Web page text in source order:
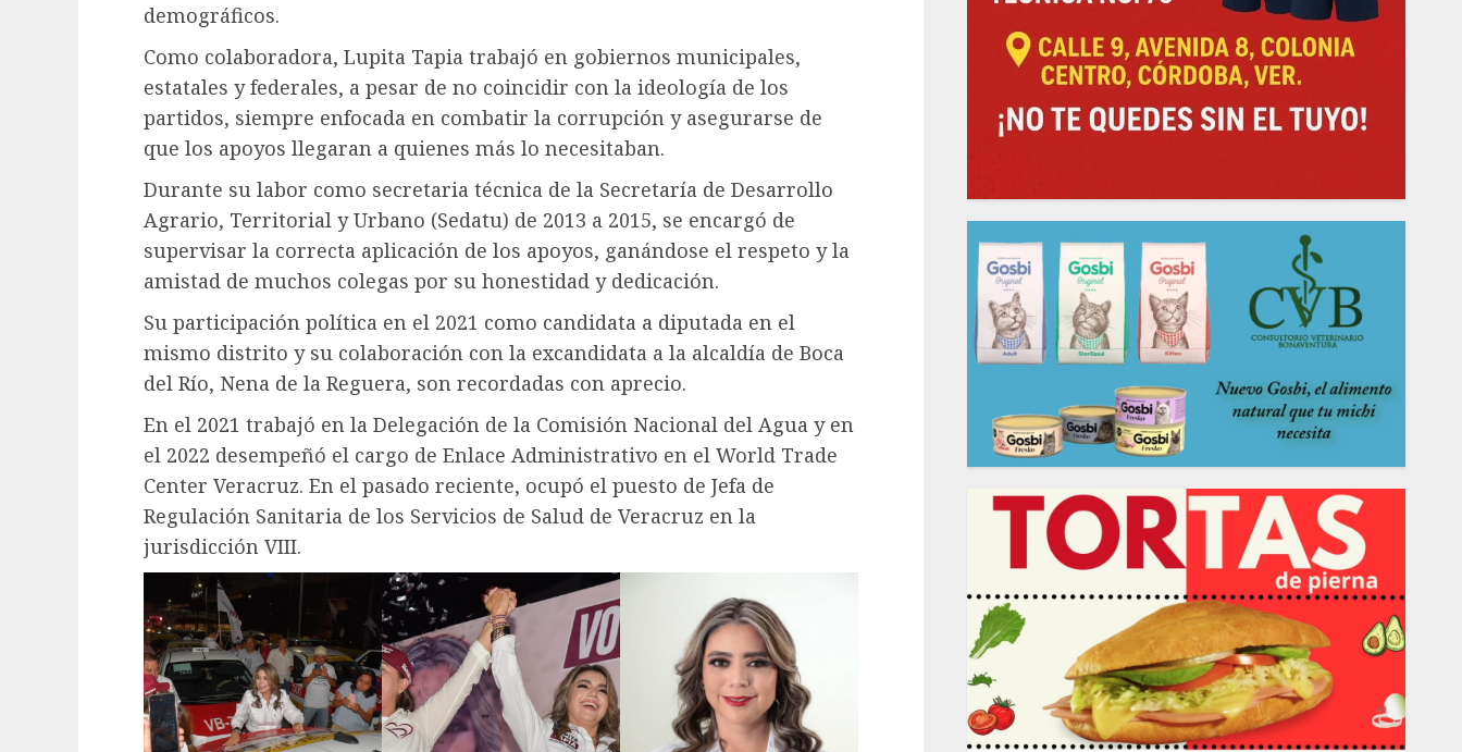
demográficos.
Como colaboradora, Lupita Tapia trabajó en gobiernos municipales,
estatales y federales, a pesar de no coincidir con la ideología de los
partidos, siempre enfocada en combatir la corrupción y asegurarse de
que los apoyos llegaran a quienes más lo necesitaban.
Durante su labor como secretaria técnica de la Secretaría de Desarrollo
Agrario, Territorial y Urbano (Sedatu) de 2013 a 2015, se encargó de
supervisar la correcta aplicación de los apoyos, ganándose el respeto y la
amistad de muchos colegas por su honestidad y dedicación.
Su participación política en el 2021 como candidata a diputada en el
mismo distrito y su colaboración con la excandidata a la alcaldía de Boca
del Río, Nena de la Reguera, son recordadas con aprecio.
En el 2021 trabajó en la Delegación de la Comisión Nacional del Agua y en
el 2022 desempeñó el cargo de Enlace Administrativo en el World Trade
Center Veracruz. En el pasado reciente, ocupó el puesto de Jefa de
Regulación Sanitaria de los Servicios de Salud de Veracruz en la
jurisdicción VIII.